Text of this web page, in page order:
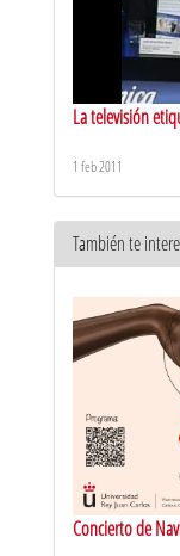
La televisión
1 feb 2011
También te
Concierto de